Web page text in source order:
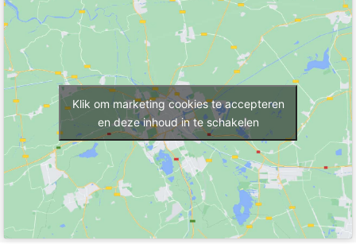
Klik om marketing cookies te accepteren
en deze inhoud in te schakelen